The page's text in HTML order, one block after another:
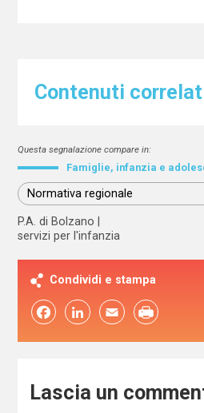
Contenuti
Questa segnalazione compare in:
Famiglie, infanzia e
Normativa regionale
P.A. di Bolzano
servizi per l'infanzia
Condividi e stampa
FacebookLinkedIn Email
Lascia un